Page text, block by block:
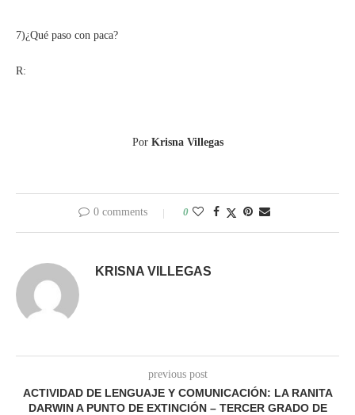
7)¿Qué paso con paca?
R:
Por Krisna Villegas
0 comments 0
KRISNA VILLEGAS
previous post
ACTIVIDAD DE LENGUAJE Y COMUNICACIÓN: LA RANITA
DARWIN A PUNTO DE EXTINCIÓN – TERCER GRADO DE